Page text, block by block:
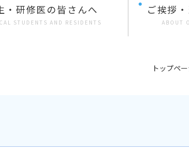
・研修医の皆さんへ
STUDENTS AND RESIDENTS
ご挨拶
ABOUT
トップペ